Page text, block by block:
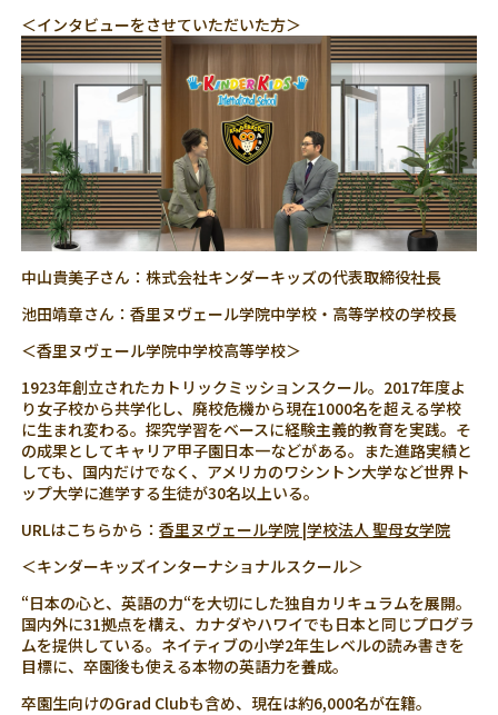
＜インタビューをさせていただいた方＞
中山貴美子さん：株式会社キンダーキッズの代表取締役社長
池田靖章さん：香里ヌヴェール学院中学校・高等学校の学校長
＜香里ヌヴェール学院中学校高等学校＞
1923年創立されたカトリックミッションスクール。2017年度よ
り女子校から共学化し、廃校危機から現在1000名を超える学校
に生まれ変わる。探究学習をベースに経験主義的教育を実践。そ
の成果としてキャリア甲子園日本一などがある。また進路実績と
しても、国内だけでなく、アメリカのワシントン大学など世界ト
ップ大学に進学する生徒が30名以上いる。
URLはこちらから：香里ヌヴェール学院 |学校法人 聖母女学院
＜キンダーキッズインターナショナルスクール＞
“日本の心と、英語の力“を大切にした独自カリキュラムを展開。
国内外に31拠点を構え、カナダやハワイでも日本と同じプログラ
ムを提供している。ネイティブの小学2年生レベルの読み書きを
目標に、卒園後も使える本物の英語力を養成。
卒園生向けのGrad Clubも含め、現在は約6,000名が在籍。